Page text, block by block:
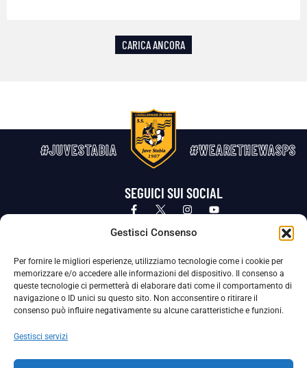
Gestisci Consenso
Per fornire le migliori esperienze, utilizziamo tecnologie come i cookie per
memorizzare e/o accedere alle informazioni del dispositivo. Il consenso a
queste tecnologie ci permetterà di elaborare dati come il comportamento di
navigazione o ID unici su questo sito. Non acconsentire o ritirare il
consenso può influire negativamente su alcune caratteristiche e funzioni.
Gestisci servizi
CARICA ANCORA
#JUVESTABIA #WEARETHEWASPS
SEGUICI SUI SOCIAL
Privacy Policy Cookie Policy
La Società ha nominato il Responsabile della Protezione dei Dati Personali (DPO), figura specializzata che vigila sulle modalità
adottate dalla nostra Società per tutelare i Suoi dati personali.
Per contattare il DPO può scrivere a